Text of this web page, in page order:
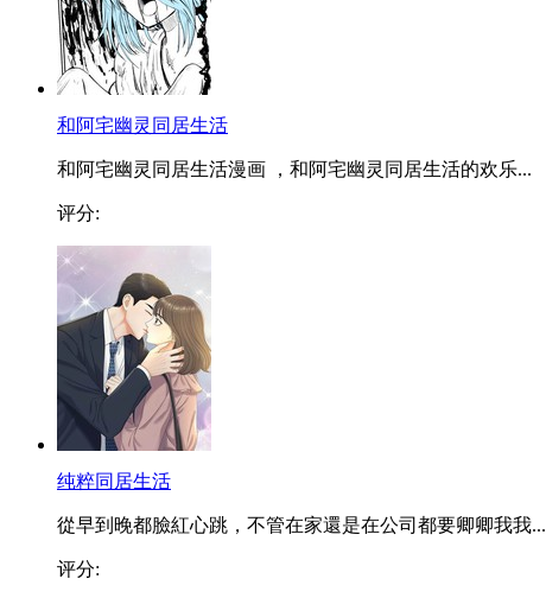
和阿宅幽灵同居生活
和阿宅幽灵同居生活漫画 ，和阿宅幽灵同居生活的欢乐...
评分:
纯粹同居生活
從早到晚都臉紅心跳，不管在家還是在公司都要卿卿我我...
评分: